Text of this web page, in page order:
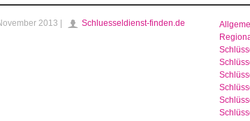
2013 | Schluesseldienst-finden.de